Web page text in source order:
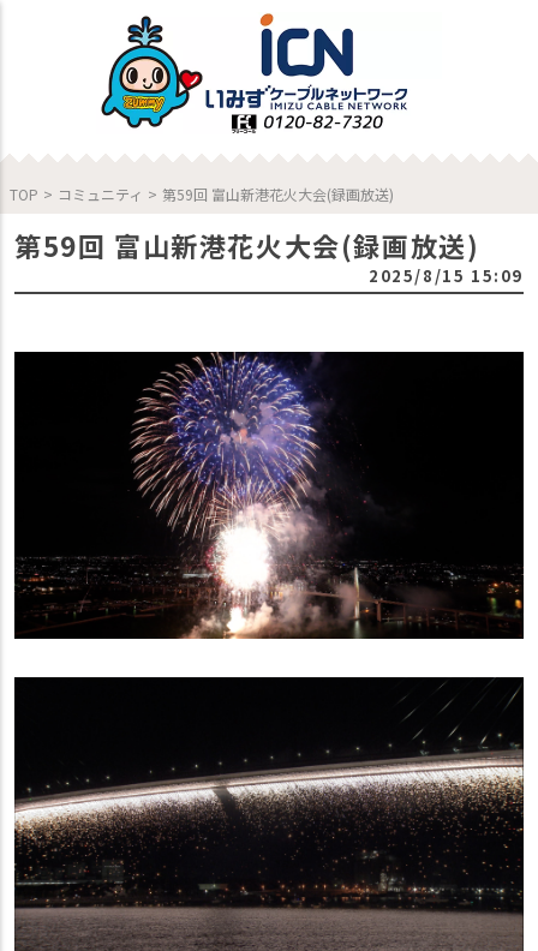
TOP > コミュニティ > 第59回 富山新港花火大会(録画放送)
第59回 富山新港花火大会(録画放送)
2025/8/15 15:09